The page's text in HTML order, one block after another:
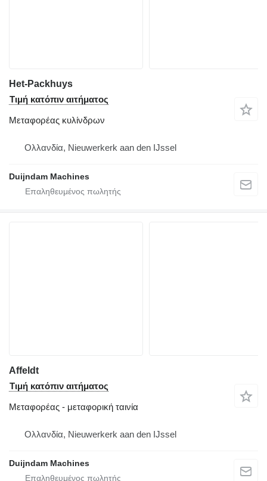
Het-Packhuys
Τιμή κατόπιν αιτήματος
Μεταφορέας κυλίνδρων
Ολλανδία, Nieuwerkerk aan den IJssel
Duijndam Machines
Affeldt
Τιμή κατόπιν αιτήματος
Μεταφορέας - μεταφορική ταινία
Ολλανδία, Nieuwerkerk aan den IJssel
Duijndam Machines